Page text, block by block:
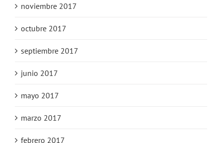
noviembre 2017
octubre 2017
septiembre 2017
junio 2017
mayo 2017
marzo 2017
febrero 2017